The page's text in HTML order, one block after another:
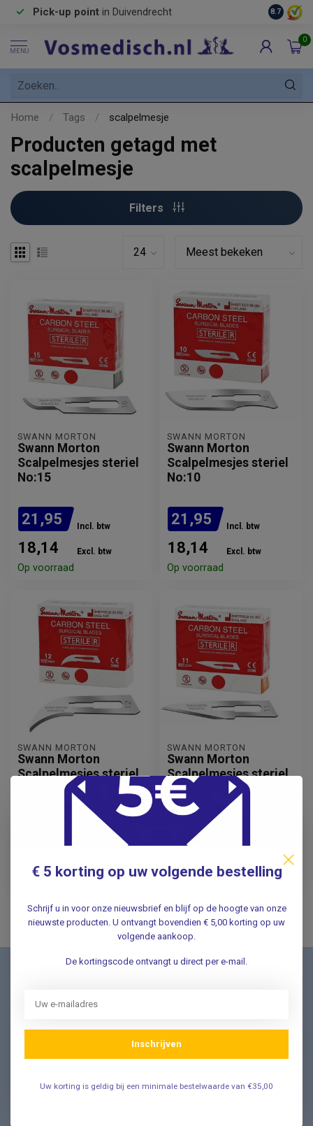
Pick-up point in Duivendrecht 8.7
MENU
0
Home / Tags / scalpelmesje
Producten getagd met
scalpelmesje
Filters
SWANN MORTON
Swann Morton
Scalpelmesjes steriel
No:15
21,95 Incl. btw
18,14 Excl. btw
Op voorraad
SWANN MORTON
Swann Morton
Scalpelmesjes steriel
No:10
21,95 Incl. btw
18,14 Excl. btw
Op voorraad
SWANN MORTON
Swann Morton
Scalpelmesjes steriel
Op voorraad
SWANN MORTON
Swann Morton
Scalpelmesjes steriel
No:11
21,95
Op voorraad
€ 5 korting op uw volgende bestelling
Schrijf u in voor onze nieuwsbrief en blijf op de hoogte van onze
nieuwste producten. U ontvangt bovendien € 5,00 korting op uw
volgende aankoop.
De kortingscode ontvangt u direct per e-mail.
Inschrijven
Uw korting is geldig bij een minimale bestelwaarde van €35,00